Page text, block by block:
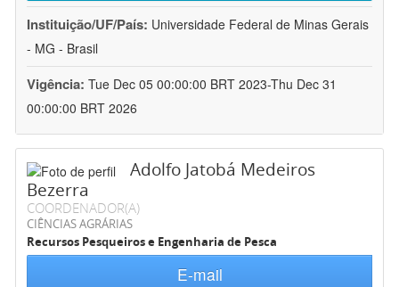
Instituição/UF/País: Universidade Federal de Minas Gerais
- MG - Brasil
Vigência: Tue Dec 05 00:00:00 BRT 2023-Thu Dec 31
00:00:00 BRT 2026
Adolfo Jatobá Medeiros
Bezerra
COORDENADOR(A)
CIÊNCIAS AGRÁRIAS
Recursos Pesqueiros e Engenharia de Pesca
E-mail